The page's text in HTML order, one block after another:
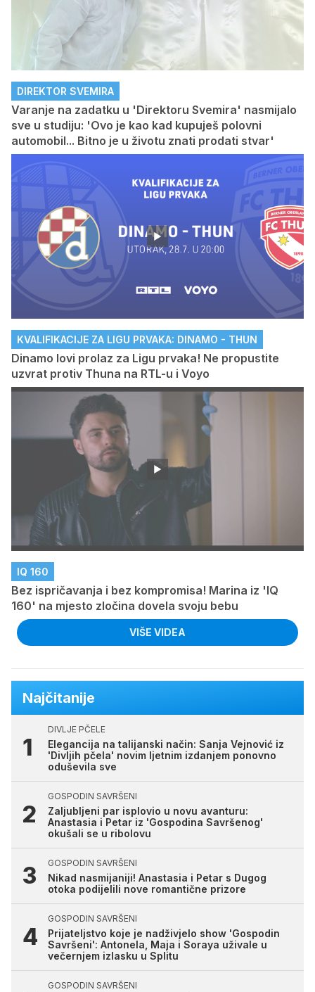
DIREKTOR SVEMIRA
Varanje na zadatku u 'Direktoru Svemira' nasmijalo
sve u studiju: 'Ovo je kao kad kupuješ polovni
automobil... Bitno je u životu znati prodati stvar'
KVALIFIKACIJE ZA LIGU PRVAKA: DINAMO - THUN
Dinamo lovi prolaz za Ligu prvaka! Ne propustite
uzvrat protiv Thuna na RTL-u i Voyo
IQ 160
Bez ispričavanja i bez kompromisa! Marina iz 'IQ
160' na mjesto zločina dovela svoju bebu
VIŠE VIDEA
Najčitanije
DIVLJE PČELE
Elegancija na talijanski način: Sanja Vejnović iz
'Divljih pčela' novim ljetnim izdanjem ponovno
oduševila sve
GOSPODIN SAVRŠENI
Zaljubljeni par isplovio u novu avanturu:
Anastasia i Petar iz 'Gospodina Savršenog'
okušali se u ribolovu
GOSPODIN SAVRŠENI
Nikad nasmijaniji! Anastasia i Petar s Dugog
otoka podijelili nove romantične prizore
GOSPODIN SAVRŠENI
Prijateljstvo koje je nadživjelo show 'Gospodin
Savršeni': Antonela, Maja i Soraya uživale u
večernjem izlasku u Splitu
GOSPODIN SAVRŠENI